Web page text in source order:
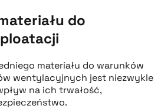
do
materiału do warunków
wentylacyjnych jest niezwykle
na ich trwałość,